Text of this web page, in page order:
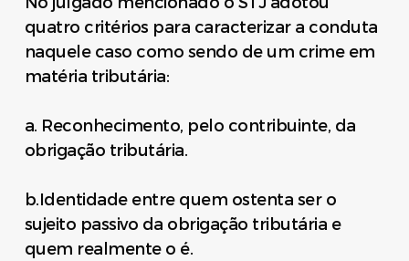
quatro critérios para caracterizar a conduta
naquele caso como sendo de um crime em
matéria tributária:
a. Reconhecimento, pelo contribuinte, da
obrigação tributária.
b.Identidade entre quem ostenta ser o
sujeito passivo da obrigação tributária e
quem realmente o é.